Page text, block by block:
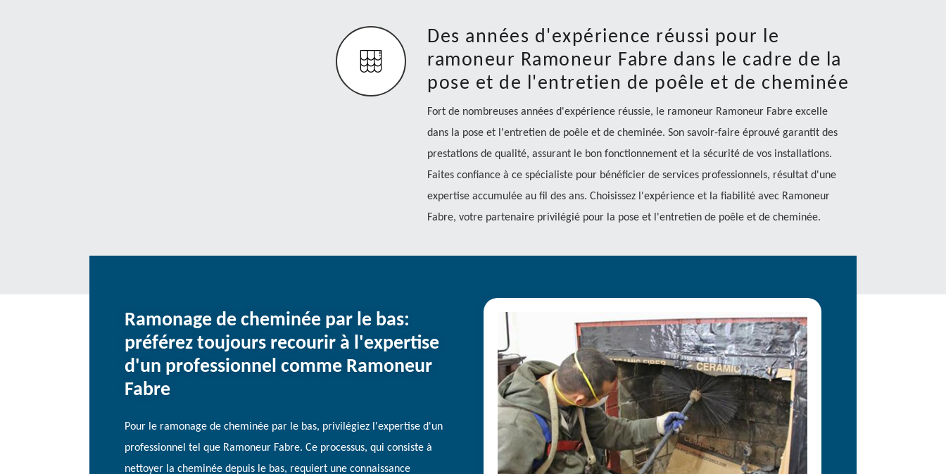
Des années d'expérience réussi pour le
ramoneur Ramoneur Fabre dans le cadre de la
pose et de l'entretien de poêle et de cheminée
Fort de nombreuses années d'expérience réussie, le ramoneur Ramoneur Fabre excelle
dans la pose et l'entretien de poêle et de cheminée. Son savoir-faire éprouvé garantit des
prestations de qualité, assurant le bon fonctionnement et la sécurité de vos installations.
Faites confiance à ce spécialiste pour bénéficier de services professionnels, résultat d'une
expertise accumulée au fil des ans. Choisissez l'expérience et la fiabilité avec Ramoneur
Fabre, votre partenaire privilégié pour la pose et l'entretien de poêle et de cheminée.
Ramonage de cheminée par le bas:
préférez toujours recourir à l'expertise
d'un professionnel comme Ramoneur
Fabre
Pour le ramonage de cheminée par le bas, privilégiez l'expertise d'un
professionnel tel que Ramoneur Fabre. Ce processus, qui consiste à
nettoyer la cheminée depuis le bas, requiert une connaissance